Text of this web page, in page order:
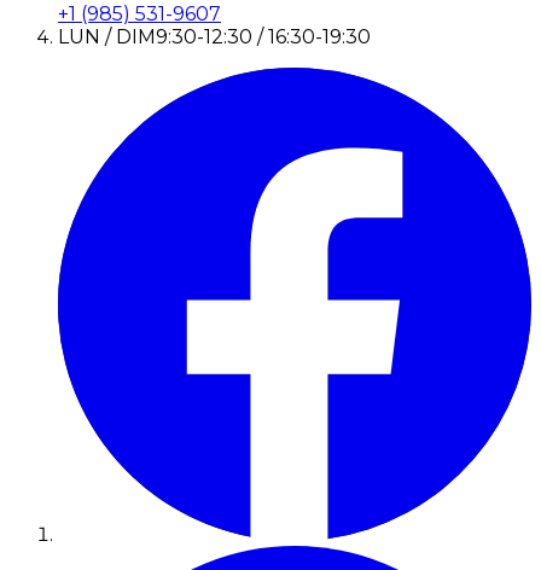
+1 (985) 531-9607
LUN / DIM9:30-12:30 / 16:30-19:30